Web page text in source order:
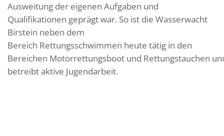
Ausweitung der eigenen Aufgaben und
Qualifikationen geprägt war. So ist die Wasserwacht
Birstein neben dem
Bereich Rettungsschwimmen heute tätig in den
Bereichen Motorrettungsboot und Rettungstauchen
betreibt aktive Jugendarbeit.